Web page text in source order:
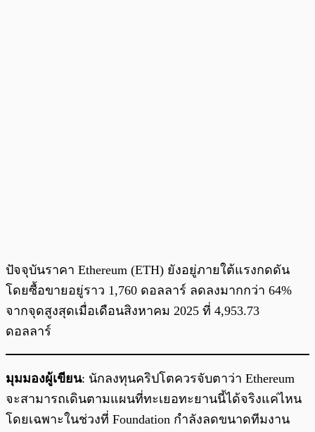
ปัจจุบันราคา Ethereum (ETH) ยังอยู่ภายใต้แรงกดดัน
โดยซื้อขายอยู่ราว 1,760 ดอลลาร์ ลดลงมากกว่า 64%
จากจุดสูงสุดเมื่อเดือนสิงหาคม 2025 ที่ 4,953.73
ดอลลาร์
มุมมองผู้เขียน: นักลงทุนคริปโตควรจับตาว่า Ethereum
จะสามารถเดินตามแผนที่ทะเยอทะยานนี้ได้จริงแค่ไหน
โดยเฉพาะในช่วงที่ Foundation กำลังลดขนาดทีมงาน